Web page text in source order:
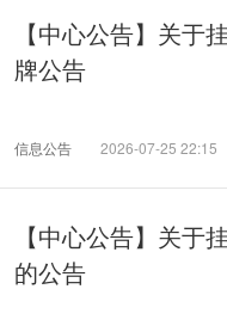
【中心公告】关于
牌公告
信息公告 2026-07-25 22:15
【中心公告】关于
的公告